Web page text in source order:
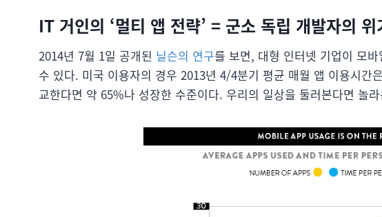
IT 거인의 ‘멀티 앱 전략’ = 군소 독립 개발자의 위
2014년 7월 1일 공개된 닐슨의 연구를 보면, 대형 인터넷 기업이 모
수 있다. 미국 이용자의 경우 2013년 4/4분기 평균 매월 앱 이용시간
교한다면 약 65%나 성장한 수준이다. 우리의 일상을 둘러본다면 놀